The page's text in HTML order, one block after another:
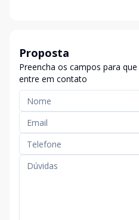
Proposta
Preencha os campos para
entre em contato